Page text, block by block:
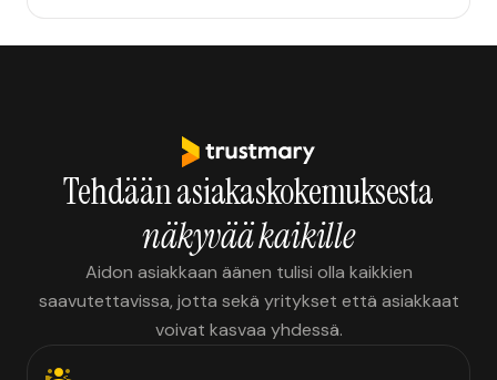
Tehdään asiakaskokemuksesta
näkyvää kaikille
Aidon asiakkaan äänen tulisi olla kaikkien
saavutettavissa, jotta sekä yritykset että asiakkaat
voivat kasvaa yhdessä.